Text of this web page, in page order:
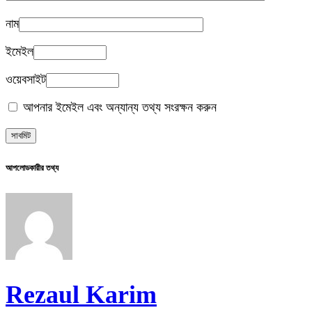
নাম
ইমেইল
ওয়েবসাইট
আপনার ইমেইল এবং অন্যান্য তথ্য সংরক্ষন করুন
আপলোডকারীর তথ্য
Rezaul Karim